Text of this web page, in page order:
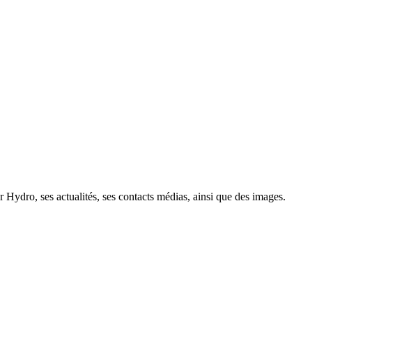
ses actualités, ses contacts médias, ainsi que des images.